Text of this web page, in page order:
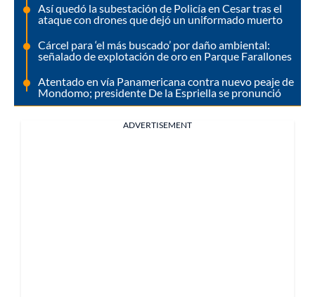
Así quedó la subestación de Policía en Cesar tras el
ataque con drones que dejó un uniformado muerto
Cárcel para ‘el más buscado’ por daño ambiental:
señalado de explotación de oro en Parque Farallones
Atentado en vía Panamericana contra nuevo peaje de
Mondomo; presidente De la Espriella se pronunció
ADVERTISEMENT